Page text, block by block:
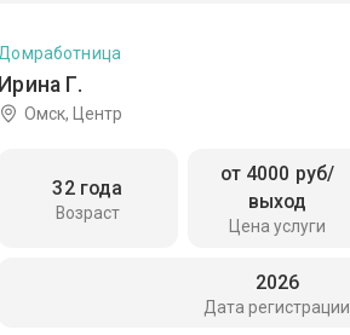
Ирина Г.
Домработница
Омск, Центр
Возраст
32 года
Цена услуги
от 4000 руб/
выход
Дата регистрации
2026